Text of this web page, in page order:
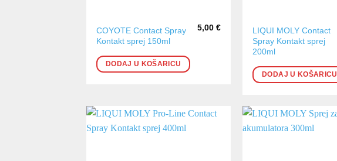
COYOTE Contact Spray
Kontakt sprej 150ml
5,00€
DODAJ U KOŠARICU
LIQUI MOLY Contact
Spray Kontakt sprej
200ml
DODAJ U KOŠARICU